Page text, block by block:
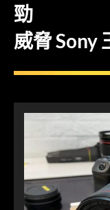
勁
威脅 Sony